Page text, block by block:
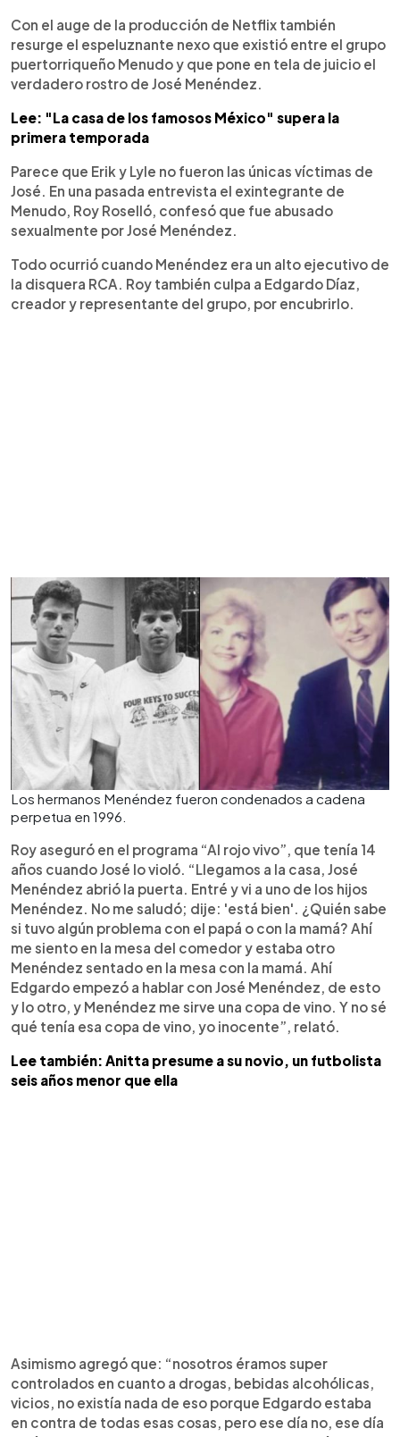
Con el auge de la producción de Netflix también
resurge el espeluznante nexo que existió entre el grupo
puertorriqueño Menudo y que pone en tela de juicio el
verdadero rostro de José Menéndez.
Lee: "La casa de los famosos México" supera la
primera temporada
Parece que Erik y Lyle no fueron las únicas víctimas de
José. En una pasada entrevista el exintegrante de
Menudo, Roy Roselló, confesó que fue abusado
sexualmente por José Menéndez.
Todo ocurrió cuando Menéndez era un alto ejecutivo de
la disquera RCA. Roy también culpa a Edgardo Díaz,
creador y representante del grupo, por encubrirlo.
Los hermanos Menéndez fueron condenados a cadena
perpetua en 1996.
Roy aseguró en el programa “Al rojo vivo”, que tenía 14
años cuando José lo violó. “Llegamos a la casa, José
Menéndez abrió la puerta. Entré y vi a uno de los hijos
Menéndez. No me saludó; dije: 'está bien'. ¿Quién sabe
si tuvo algún problema con el papá o con la mamá? Ahí
me siento en la mesa del comedor y estaba otro
Menéndez sentado en la mesa con la mamá. Ahí
Edgardo empezó a hablar con José Menéndez, de esto
y lo otro, y Menéndez me sirve una copa de vino. Y no sé
qué tenía esa copa de vino, yo inocente”, relató.
Lee también: Anitta presume a su novio, un futbolista
seis años menor que ella
Asimismo agregó que: “nosotros éramos super
controlados en cuanto a drogas, bebidas alcohólicas,
vicios, no existía nada de eso porque Edgardo estaba
en contra de todas esas cosas, pero ese día no, ese día